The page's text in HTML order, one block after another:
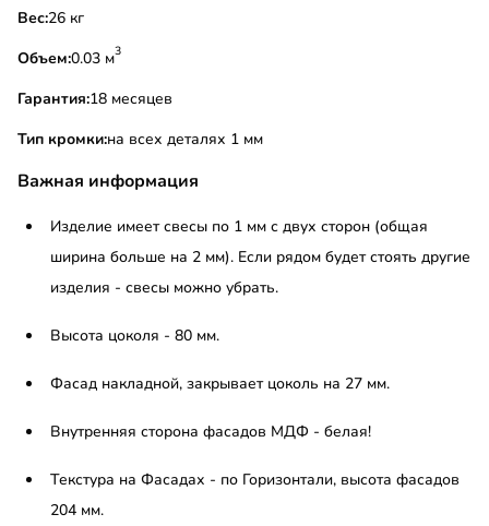
Вес:
26 кг
Объем:
0.03 м3
Гарантия:18 месяцев
Тип кромки:на всех деталях 1 мм
Важная информация
Изделие имеет свесы по 1 мм с двух сторон (общая
ширина больше на 2 мм). Если рядом будет стоять другие
изделия - свесы можно убрать.
Высота цоколя - 80 мм.
Фасад накладной, закрывает цоколь на 27 мм.
Внутренняя сторона фасадов МДФ - белая!
Текстура на Фасадах - по Горизонтали, высота фасадов
204 мм.